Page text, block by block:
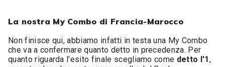
La nostra My Combo di Francia-Marocco
Non finisce qui, abbiamo infatti in testa una My Combo
che va a confermare quanto detto in precedenza. Per
quanto riguarda l’esito finale scegliamo come detto l'1,